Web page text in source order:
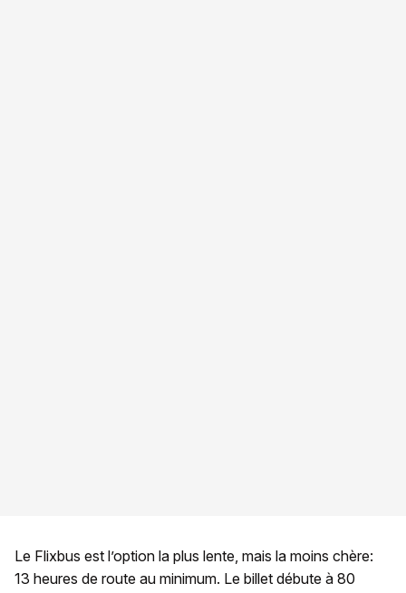
Le Flixbus est l’option la plus lente, mais la moins chère:
13 heures de route au minimum. Le billet débute à 80